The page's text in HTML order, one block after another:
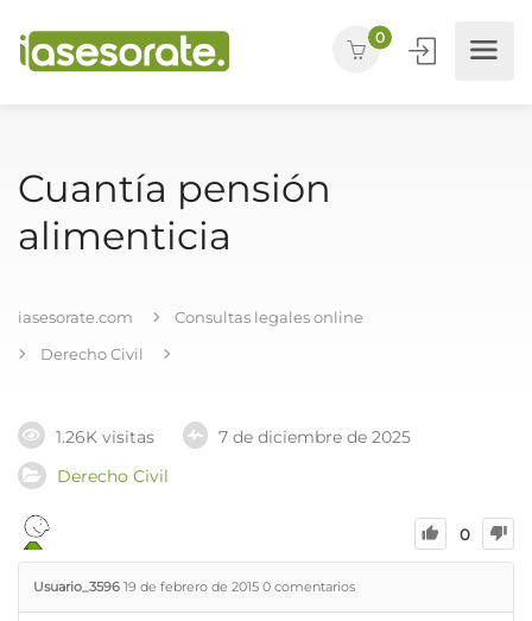
0
Cuantía pensión
alimenticia
iasesorate.com
Consultas legales online
Derecho Civil
1.26K visitas
7 de diciembre de 2025
Derecho Civil
0
Usuario_3596 19 de febrero de 2015 0 comentarios